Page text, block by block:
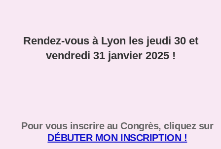
Rendez-vous à Lyon les jeudi 30 et
vendredi 31 janvier 2025 !
Pour vous inscrire au Congrès, cliquez sur
DÉBUTER MON INSCRIPTION !